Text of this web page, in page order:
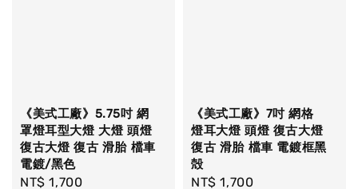
《美式工廠》5.75吋 網
罩燈耳型大燈 大燈 頭燈
復古大燈 復古 滑胎 檔車
電鍍/黑色
Regular
NT$ 1,700
《美式工廠》7吋 網格
燈耳大燈 頭燈 復古大燈
復古 滑胎 檔車 電鍍框黑
殻
Regular
NT$ 1,700